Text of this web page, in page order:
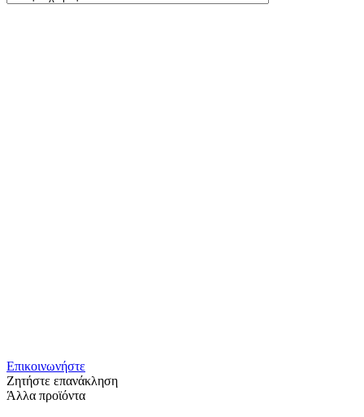
Επικοινωνήστε
Ζητήστε επανάκληση
Άλλα προϊόντα